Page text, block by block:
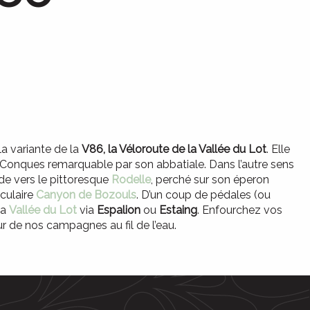
variante de la V86, la Véloroute de la Vallée du Lot. Elle
remarquable par son abbatiale. Dans l’autre sens
vers le pittoresque Rodelle, perché sur son éperon
Canyon de Bozouls. D’un coup de pédales (ou
Vallée du Lot via Espalion ou Estaing. Enfourchez vos
nos campagnes au fil de l’eau.